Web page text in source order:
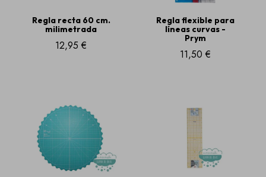
Regla recta 60 cm.
milimetrada
12,95 €
Regla flexible para
líneas curvas -
Prym
11,50 €